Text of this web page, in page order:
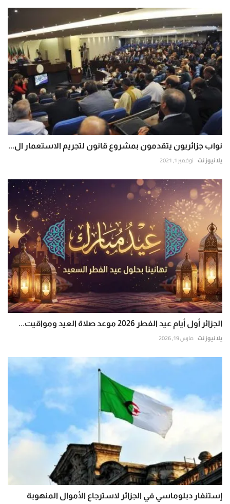
نواب جزائريون يتقدمون بمشروع قانون لتجريم الاستعمار ال...
يلا نيوز نت نوفمبر 1, 2021
الجزائر أول أيام عيد الفطر 2026 موعد صلاة العيد ومواقيت...
يلا نيوز نت مارس 19, 2026
إستنفار دبلوماسي في الجزائر لاسترجاع الأموال المنهوبة